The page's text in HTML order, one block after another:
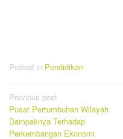
Posted in Pendidikan
Post
navigation
Previous post
Pusat Pertumbuhan Wilayah
Dampaknya Terhadap
Perkembangan Ekonomi